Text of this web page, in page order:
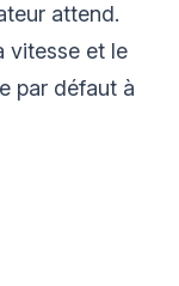
attend.
vitesse et le
par défaut à